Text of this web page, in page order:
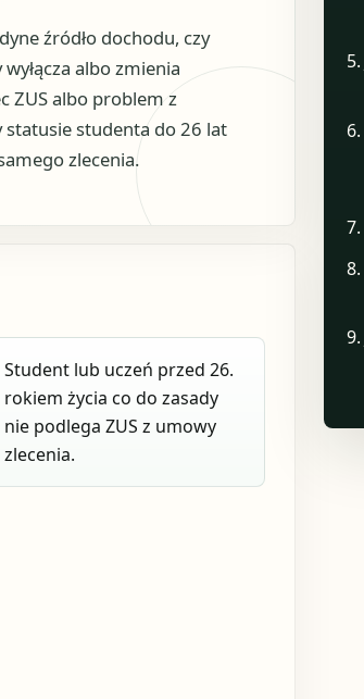
źródło dochodu, czy
albo zmienia
ZUS albo problem z
statusie studenta do 26 lat
zlecenia.
Student lub uczeń przed 26.
rokiem życia co do zasady
nie podlega ZUS z umowy
zlecenia.